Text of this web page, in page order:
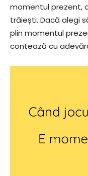
momentul prezent,
trăiești. Dacă alegi
plin momentul
contează cu